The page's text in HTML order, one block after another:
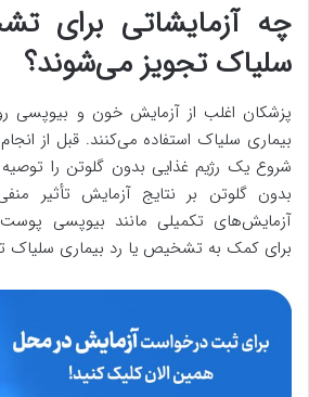
چه آزمایشاتی برای
سلیاک تجویز می‌شوند؟
پزشکان اغلب از آزمایش خون و بیوپسی
بیماری سلیاک استفاده می‌کنند. قبل از
شروع یک رژیم غذایی بدون گلوتن را توصیه
بدون گلوتن بر نتایج آزمایش تأثیر
آزمایش‌های تکمیلی مانند بیوپسی
برای کمک به تشخیص یا رد بیماری سلیاک